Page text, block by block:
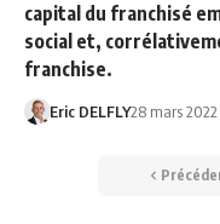
capital du franchisé
social et,
franchise.
Eric DELFLY28 mars 2022